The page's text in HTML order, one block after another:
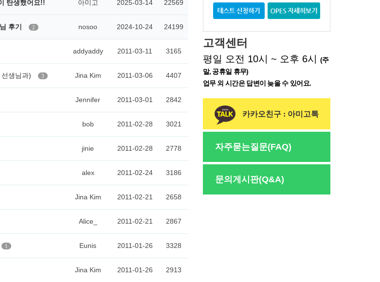
고객센터
평일 오전 10시 ~ 오후 6시
(주
말, 공휴일 휴무)
업무 외 시간은 답변이 늦을 수 있어요.
카카오친구 : 아미고톡
자주묻는질문(FAQ)
문의게시판(Q&A)